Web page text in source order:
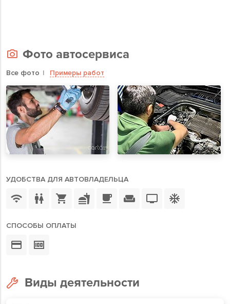
Фото автосервиса
Все фото Примеры работ
УДОБСТВА ДЛЯ АВТОВЛАДЕЛЬЦА
СПОСОБЫ ОПЛАТЫ
Виды деятельности